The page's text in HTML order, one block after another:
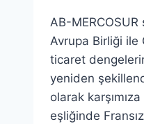
AB-
Avrupa Birliği ile
ticaret
yeniden
olarak
eşliğinde